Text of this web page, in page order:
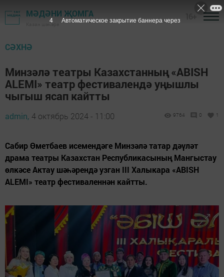
МӘДӘНИ ҖОМГА
Казан шәһәре
СӘХНӘ
Минзәлә театры Казахстанның «ABISH
ALEMI» театр фестивалендә уңышлы
чыгыш ясап кайтты
admin, 4 октябрь 2024 - 11:00 9764 0 1
Сабир Өметбаев исемендәге Минзәлә татар дәүләт
драма театры Казахстан Республикасының Мангыстау
өлкәсе Актау шәһәрендә узган III Халыкара «ABISH
ALEMI» театр фестиваленнән кайтты.
3 Автоматическое закрытие баннера через